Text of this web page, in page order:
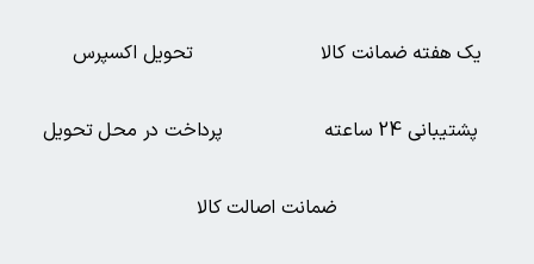
ضمانت اصالت کالا
پرداخت در محل تحویل پشتیبانی 24 ساعته
تحویل اکسپرس یک هفته ضمانت کالا